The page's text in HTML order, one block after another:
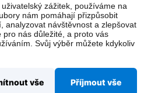
zážitek, používáme na
nám pomáhají přizpůsobit
analyzovat návštěvnost a zlepšovat
pro nás důležité, a proto vás
Svůj výběr můžete kdykoliv
vše Příjmout vše